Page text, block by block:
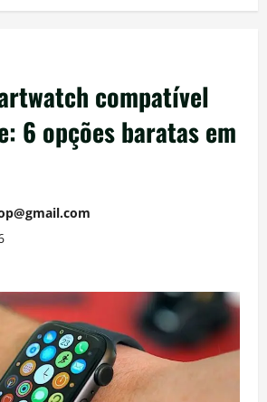
compatível
6 opções baratas em